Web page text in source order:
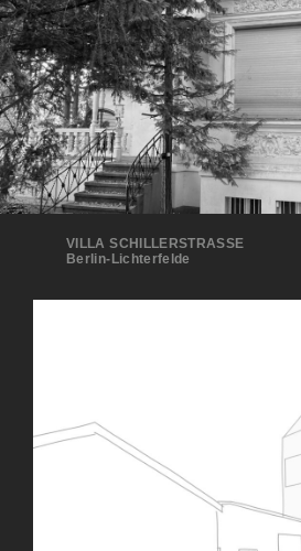
VILLA SCHILLERSTRASSE
Berlin-Lichterfelde